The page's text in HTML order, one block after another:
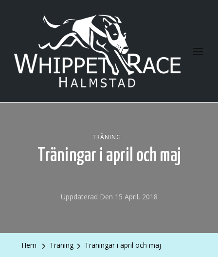
Halmstad Whippet Race
TRÄNING
Träningar i april och maj
Uppdaterad Den 15 April, 2018
Hem Träning Träningar i april och maj